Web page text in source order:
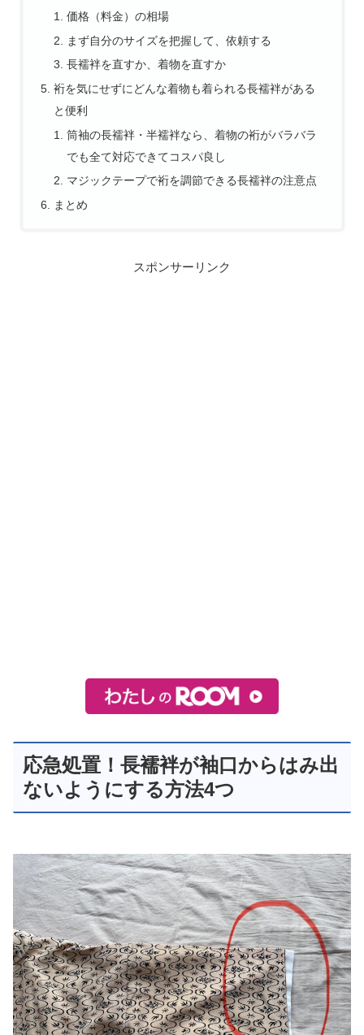
価格（料金）の相場
まず自分のサイズを把握して、依頼する
長襦袢を直すか、着物を直すか
裄を気にせずにどんな着物も着られる長襦袢がある
と便利
筒袖の長襦袢・半襦袢なら、着物の裄がバラバラ
でも全て対応できてコスパ良し
マジックテープで裄を調節できる長襦袢の注意点
まとめ
スポンサーリンク
応急処置！長襦袢が袖口からはみ出
ないようにする方法4つ